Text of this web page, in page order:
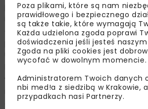
posadzka z odtworzonymi na wzór
i czarnymi płytkami z geometryczną
ozdobny podłogi), a także
pomalowanej na szaro cegły w
Uwagę zwracają podwieszane do
kwadratowe oprawy oświetleniowe.
wyposażono również w metalowe
rozkłady jazdy oraz elektroniczne
odjazdów pociągów. W pobliżu
Poza plikami, które są nam
prawidłowego i bezpiecznego
są także takie, które wymagają
Każda udzielona zgoda poprawi
doświadczenia jeśli jesteś
Zgoda na pliki cookies jest
wycofać w dowolnym momencie.
Administratorem Twoich danych
nbi med!a z siedzibą w Krakowie,
przypadkach nasi Partnerzy.